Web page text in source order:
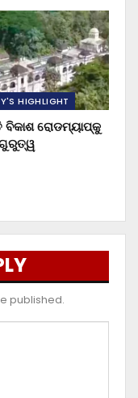
HIGHLIGHT
ରୋଡମ୍ୟାପ୍‌କୁ
published.